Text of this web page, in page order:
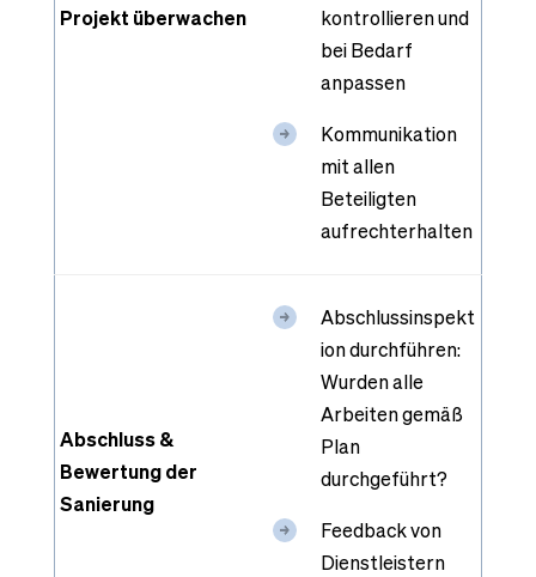
Projekt überwachen
kontrollieren und
bei Bedarf
anpassen
Kommunikation
mit allen
Beteiligten
aufrechterhalten
Abschluss &
Bewertung der
Sanierung
Abschlussinspekt
ion durchführen:
Wurden alle
Arbeiten gemäß
Plan
durchgeführt?
Feedback von
Dienstleistern